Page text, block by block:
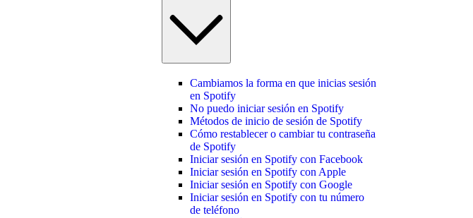
Cambiamos la forma en que inicias sesión
en Spotify
No puedo iniciar sesión en Spotify
Métodos de inicio de sesión de Spotify
Cómo restablecer o cambiar tu contraseña
de Spotify
Iniciar sesión en Spotify con Facebook
Iniciar sesión en Spotify con Apple
Iniciar sesión en Spotify con Google
Iniciar sesión en Spotify con tu número
de teléfono